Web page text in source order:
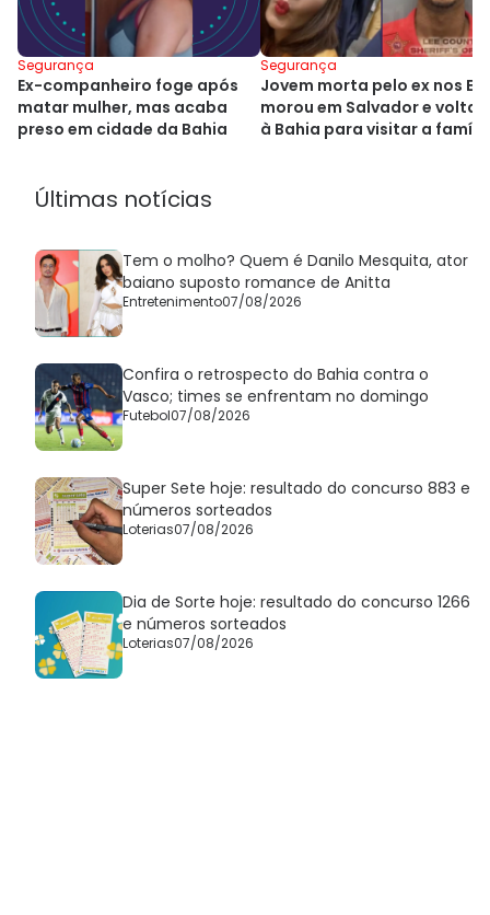
Segurança
Ex-companheiro foge após
matar mulher, mas acaba
preso em cidade da Bahia
Segurança
Jovem morta pelo ex nos
morou em Salvador e
à Bahia para visitar a
Últimas notícias
Tem o molho? Quem é Danilo Mesquita, ator
baiano suposto romance de Anitta
Entretenimento07/08/2026
Confira o retrospecto do Bahia contra o
Vasco; times se enfrentam no domingo
Futebol07/08/2026
Super Sete hoje: resultado do concurso 883 e
números sorteados
Loterias07/08/2026
Dia de Sorte hoje: resultado do concurso 1266
e números sorteados
Loterias07/08/2026